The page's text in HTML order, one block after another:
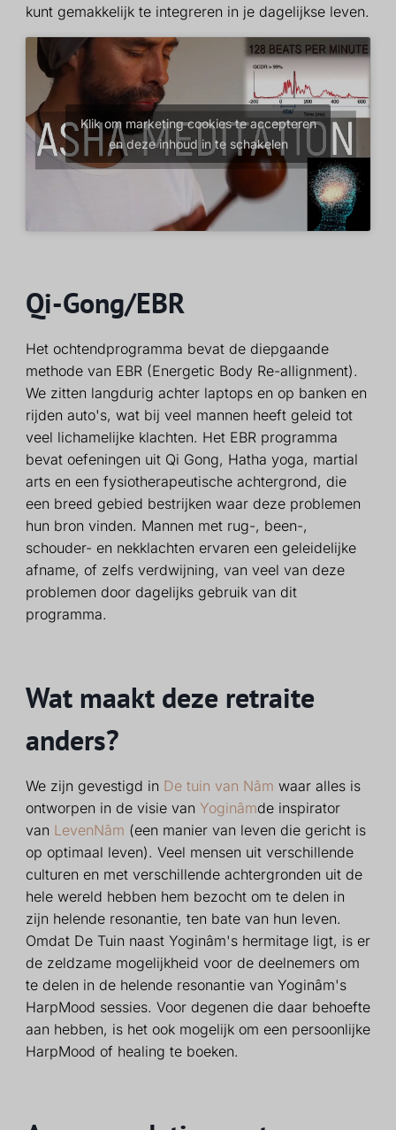
kunt gemakkelijk te integreren in je dagelijkse leven.
Klik om marketing cookies te accepteren
en deze inhoud in te schakelen
Qi-Gong/EBR
Het ochtendprogramma bevat de diepgaande
methode van EBR (Energetic Body Re-allignment).
We zitten langdurig achter laptops en op banken en
rijden auto's, wat bij veel mannen heeft geleid tot
veel lichamelijke klachten. Het EBR programma
bevat oefeningen uit Qi Gong, Hatha yoga, martial
arts en een fysiotherapeutische achtergrond, die
een breed gebied bestrijken waar deze problemen
hun bron vinden. Mannen met rug-, been-,
schouder- en nekklachten ervaren een geleidelijke
afname, of zelfs verdwijning, van veel van deze
problemen door dagelijks gebruik van dit
programma.
Wat maakt deze retraite
anders?
We zijn gevestigd in De tuin van Nâm waar alles is
ontworpen in de visie van Yoginâmde inspirator
van LevenNâm (een manier van leven die gericht is
op optimaal leven). Veel mensen uit verschillende
culturen en met verschillende achtergronden uit de
hele wereld hebben hem bezocht om te delen in
zijn helende resonantie, ten bate van hun leven.
Omdat De Tuin naast Yoginâm's hermitage ligt, is er
de zeldzame mogelijkheid voor de deelnemers om
te delen in de helende resonantie van Yoginâm's
HarpMood sessies. Voor degenen die daar behoefte
aan hebben, is het ook mogelijk om een persoonlijke
HarpMood of healing te boeken.